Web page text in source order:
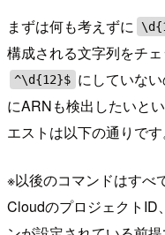
まずは何も考えずに
構成される文字列をチェ
^\d{12}$ にしていな
にARNも検出したいと
エストは以下の通りです
※以後のコマンドはすべ
CloudのプロジェクトID、